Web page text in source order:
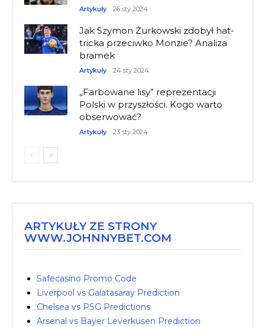
Artykuły 26 sty 2024
Jak Szymon Żurkowski zdobył hat-
tricka przeciwko Monzie? Analiza
bramek
Artykuły 24 sty 2024
„Farbowane lisy” reprezentacji
Polski w przyszłości. Kogo warto
obserwować?
Artykuły 23 sty 2024
ARTYKUŁY ZE STRONY
WWW.JOHNNYBET.COM
Safecasino Promo Code
Liverpool vs Galatasaray Prediction
Chelsea vs PSG Predictions
Arsenal vs Bayer Leverkusen Prediction